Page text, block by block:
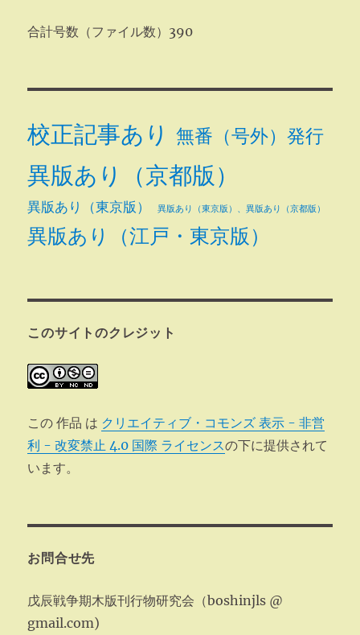
合計号数（ファイル数）390
校正記事あり 無番（号外）発行
異版あり（京都版）
異版あり（東京版） 異版あり（東京版）、異版あり（京都版）
異版あり（江戸・東京版）
このサイトのクレジット
この 作品 は クリエイティブ・コモンズ 表示 - 非営
利 - 改変禁止 4.0 国際 ライセンスの下に提供されて
います。
お問合せ先
戊辰戦争期木版刊行物研究会（boshinjls @
gmail.com)